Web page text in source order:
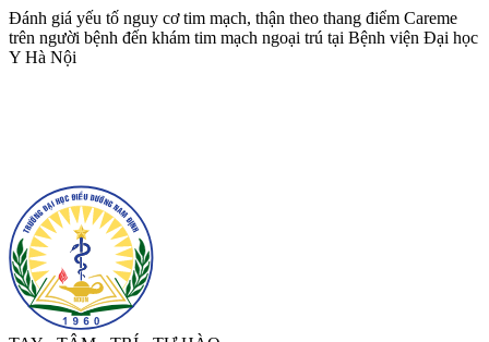
Đánh giá yếu tố nguy cơ tim mạch, thận theo thang điểm Careme
trên người bệnh đến khám tim mạch ngoại trú tại Bệnh viện Đại học
Y Hà Nội